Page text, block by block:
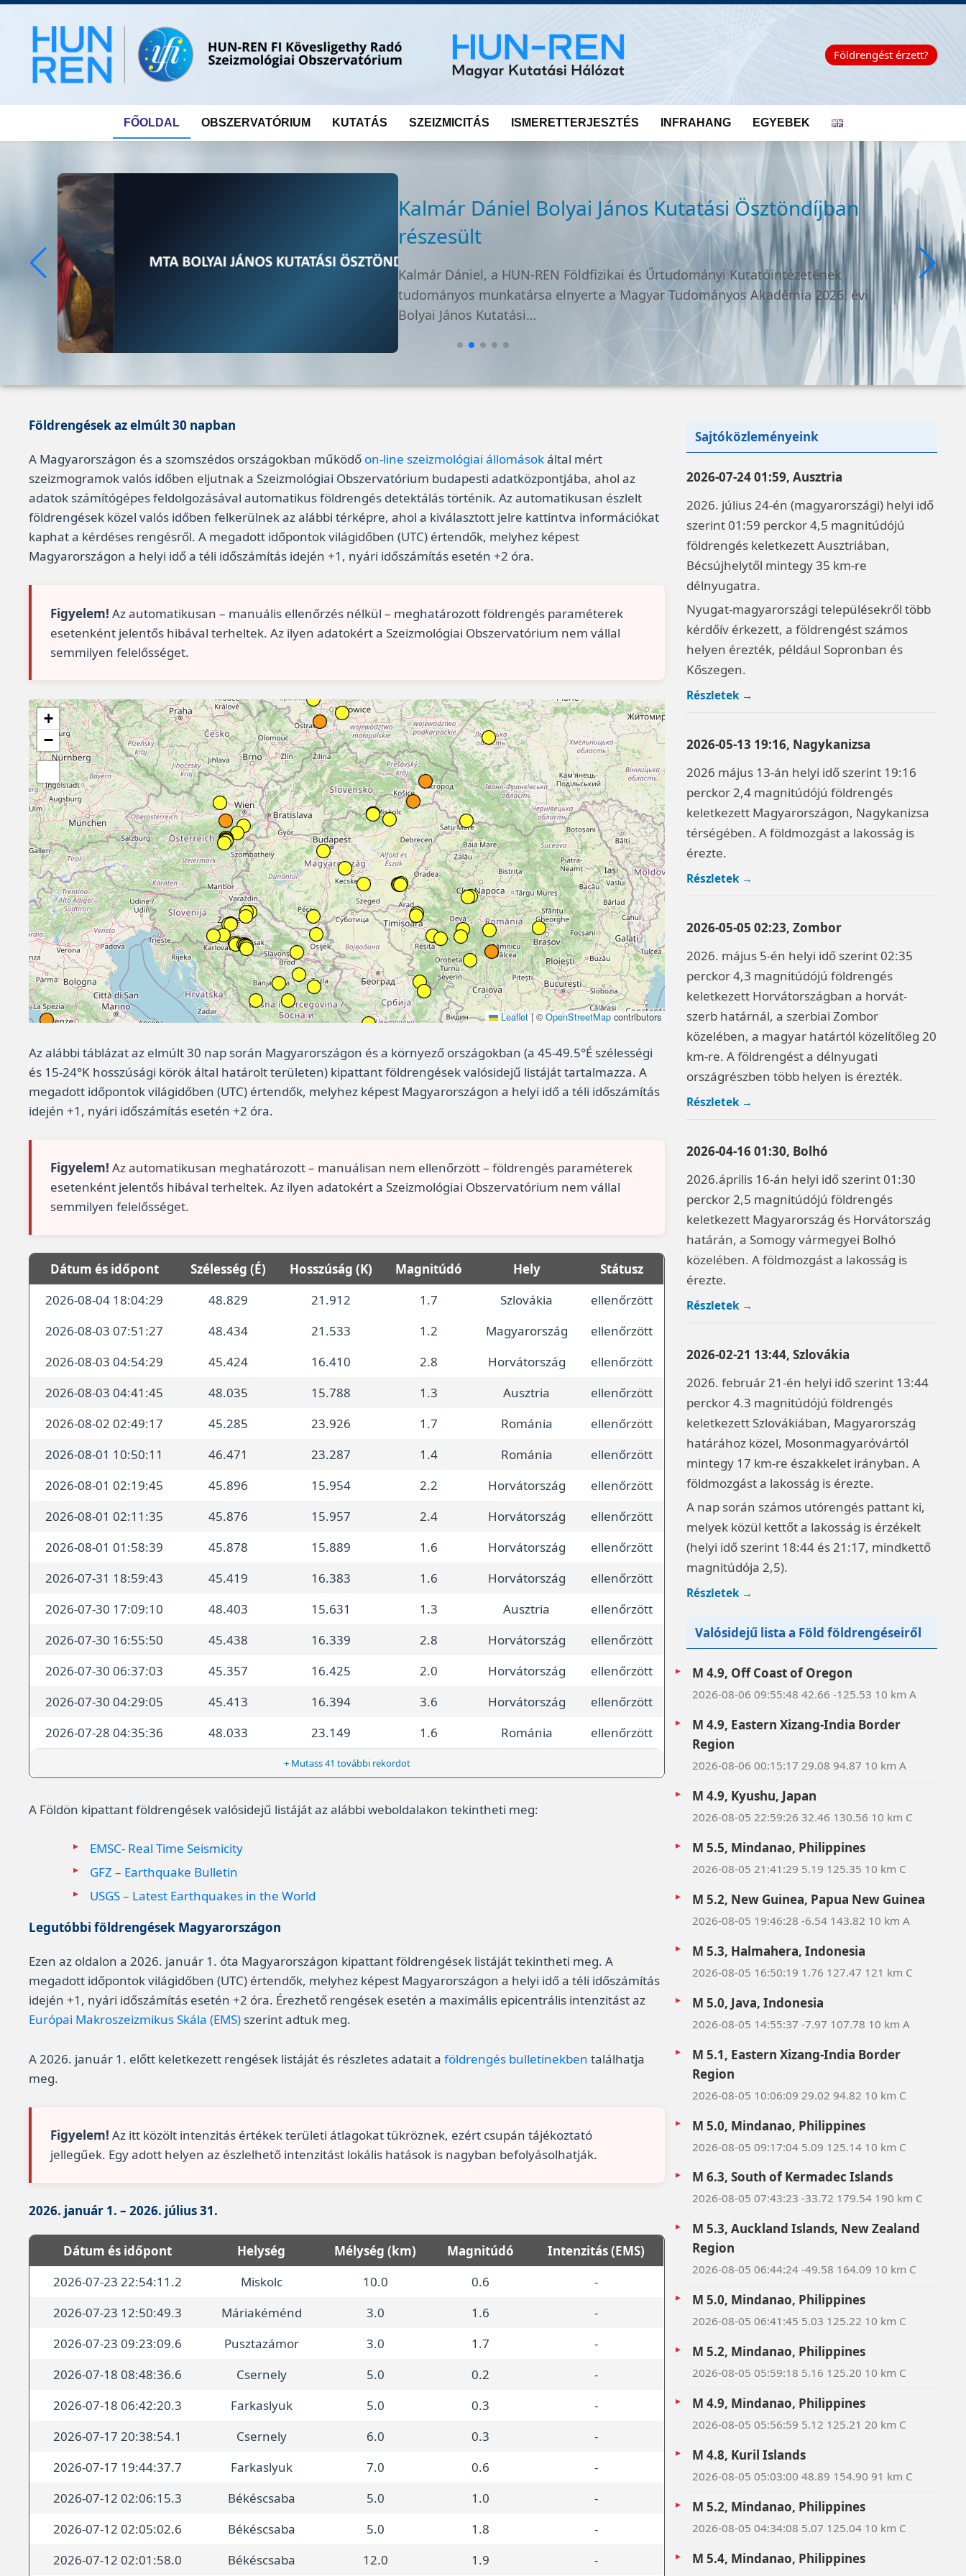
content
Földrengést érzett?
FŐOLDAL OBSZERVATÓRIUM KUTATÁS SZEIZMICITÁS ISMERETTERJESZTÉS INFRAHANG EGYEBEK
Kalmár Dániel Bolyai János Kutatási Ösztöndíjban
részesült
Kalmár Dániel, a HUN-REN Földfizikai és Űrtudományi Kutatóintézetének
tudományos munkatársa elnyerte a Magyar Tudományos Akadémia 2026. évi
Bolyai János Kutatási…
Sajtóközleményeink
2026-07-24 01:59, Ausztria
2026. július 24-én (magyarországi) helyi idő
szerint 01:59 perckor 4,5 magnitúdójú
földrengés keletkezett Ausztriában,
Bécsújhelytől mintegy 35 km-re
délnyugatra.
Nyugat-magyarországi településekről több
kérdőív érkezett, a földrengést számos
helyen érezték, például Sopronban és
Kőszegen.
Részletek →
2026-05-13 19:16, Nagykanizsa
2026 május 13-án helyi idő szerint 19:16
perckor 2,4 magnitúdójú földrengés
keletkezett Magyarországon, Nagykanizsa
térségében. A földmozgást a lakosság is
érezte.
Részletek →
2026-05-05 02:23, Zombor
2026. május 5-én helyi idő szerint 02:35
perckor 4,3 magnitúdójú földrengés
keletkezett Horvátországban a horvát-
szerb határnál, a szerbiai Zombor
közelében, a magyar határtól közelítőleg 20
km-re. A földrengést a délnyugati
országrészben több helyen is érezték.
Részletek →
2026-04-16 01:30, Bolhó
2026.április 16-án helyi idő szerint 01:30
perckor 2,5 magnitúdójú földrengés
keletkezett Magyarország és Horvátország
határán, a Somogy vármegyei Bolhó
közelében. A földmozgást a lakosság is
érezte.
Részletek →
2026-02-21 13:44, Szlovákia
2026. február 21-én helyi idő szerint 13:44
perckor 4.3 magnitúdójú földrengés
keletkezett Szlovákiában, Magyarország
határához közel, Mosonmagyaróvártól
mintegy 17 km-re északkelet irányban. A
földmozgást a lakosság is érezte.
A nap során számos utórengés pattant ki,
melyek közül kettőt a lakosság is érzékelt
(helyi idő szerint 18:44 és 21:17, mindkettő
magnitúdója 2,5).
Részletek →
Valósidejű lista a Föld földrengéseiről
M 4.9, Off Coast of Oregon
2026-08-06 09:55:48 42.66 -125.53 10 km A
M 4.9, Eastern Xizang-India Border
Region
2026-08-06 00:15:17 29.08 94.87 10 km A
M 4.9, Kyushu, Japan
2026-08-05 22:59:26 32.46 130.56 10 km C
M 5.5, Mindanao, Philippines
2026-08-05 21:41:29 5.19 125.35 10 km C
M 5.2, New Guinea, Papua New Guinea
2026-08-05 19:46:28 -6.54 143.82 10 km A
M 5.3, Halmahera, Indonesia
2026-08-05 16:50:19 1.76 127.47 121 km C
M 5.0, Java, Indonesia
2026-08-05 14:55:37 -7.97 107.78 10 km A
M 5.1, Eastern Xizang-India Border
Region
2026-08-05 10:06:09 29.02 94.82 10 km C
M 5.0, Mindanao, Philippines
2026-08-05 09:17:04 5.09 125.14 10 km C
M 6.3, South of Kermadec Islands
2026-08-05 07:43:23 -33.72 179.54 190 km C
M 5.3, Auckland Islands, New Zealand
Region
2026-08-05 06:44:24 -49.58 164.09 10 km C
M 5.0, Mindanao, Philippines
2026-08-05 06:41:45 5.03 125.22 10 km C
M 5.2, Mindanao, Philippines
2026-08-05 05:59:18 5.16 125.20 10 km C
M 4.9, Mindanao, Philippines
2026-08-05 05:56:59 5.12 125.21 20 km C
M 4.8, Kuril Islands
2026-08-05 05:03:00 48.89 154.90 91 km C
M 5.2, Mindanao, Philippines
2026-08-05 04:34:08 5.07 125.04 10 km C
M 5.4, Mindanao, Philippines
Földrengések az elmúlt 30 napban
A Magyarországon és a szomszédos országokban működő on-line szeizmológiai állomásokáltal mért
szeizmogramok valós időben eljutnak a Szeizmológiai Obszervatórium budapesti adatközpontjába, ahol az
adatok számítógépes feldolgozásával automatikus földrengés detektálás történik. Az automatikusan észlelt
földrengések közel valós időben felkerülnek az alábbi térképre, ahol a kiválasztott jelre kattintva információkat
kaphat a kérdéses rengésről. A megadott időpontok világidőben (UTC) értendők, melyhez képest
Magyarországon a helyi idő a téli időszámítás idején +1, nyári időszámítás esetén +2 óra.
Figyelem! Az automatikusan – manuális ellenőrzés nélkül – meghatározott földrengés paraméterek
esetenként jelentős hibával terheltek. Az ilyen adatokért a Szeizmológiai Obszervatórium nem vállal
semmilyen felelősséget.
+
−
Leaflet |© OpenStreetMapcontributors
Az alábbi táblázat az elmúlt 30 nap során Magyarországon és a környező országokban (a 45-49.5°É szélességi
és 15-24°K hosszúsági körök által határolt területen) kipattant földrengések valósidejű listáját tartalmazza. A
megadott időpontok világidőben (UTC) értendők, melyhez képest Magyarországon a helyi idő a téli időszámítás
idején +1, nyári időszámítás esetén +2 óra.
Figyelem! Az automatikusan meghatározott – manuálisan nem ellenőrzött – földrengés paraméterek
esetenként jelentős hibával terheltek. Az ilyen adatokért a Szeizmológiai Obszervatórium nem vállal
semmilyen felelősséget.
Dátum és időpont Szélesség (É) Hosszúság (K) Magnitúdó Hely
Státusz
2026-08-04 18:04:29
48.829 21.912 1.7 Szlovákia
ellenőrzött
2026-08-03 07:51:27
48.434 21.533 1.2 Magyarország
ellenőrzött
2026-08-03 04:54:29
45.424 16.410 2.8 Horvátország
ellenőrzött
2026-08-03 04:41:45
48.035 15.788 1.3 Ausztria
ellenőrzött
2026-08-02 02:49:17
45.285 23.926 1.7 Románia
ellenőrzött
2026-08-01 10:50:11
46.471 23.287 1.4 Románia
ellenőrzött
2026-08-01 02:19:45
45.896 15.954 2.2 Horvátország
ellenőrzött
2026-08-01 02:11:35
45.876 15.957 2.4 Horvátország
ellenőrzött
2026-08-01 01:58:39
45.878 15.889 1.6 Horvátország
ellenőrzött
2026-07-31 18:59:43
45.419 16.383 1.6 Horvátország
ellenőrzött
2026-07-30 17:09:10
48.403 15.631 1.3 Ausztria
ellenőrzött
2026-07-30 16:55:50
45.438 16.339 2.8 Horvátország
ellenőrzött
2026-07-30 06:37:03
45.357 16.425 2.0 Horvátország
ellenőrzött
2026-07-30 04:29:05
45.413 16.394 3.6 Horvátország
ellenőrzött
2026-07-28 04:35:36
48.033 23.149 1.6 Románia ellenőrzött
+ Mutass 41 további rekordot
A Földön kipattant földrengések valósidejű listáját az alábbi weboldalakon tekintheti meg:
EMSC- Real Time Seismicity
GFZ – Earthquake Bulletin
USGS – Latest Earthquakes in the World
Legutóbbi földrengések Magyarországon
Ezen az oldalon a 2026. január 1. óta Magyarországon kipattant földrengések listáját tekintheti meg. A
megadott időpontok világidőben (UTC) értendők, melyhez képest Magyarországon a helyi idő a téli időszámítás
idején +1, nyári időszámítás esetén +2 óra. Érezhető rengések esetén a maximális epicentrális intenzitást az
Európai Makroszeizmikus Skála (EMS) szerint adtuk meg.
A 2026. január 1. előtt keletkezett rengések listáját és részletes adatait aföldrengés bulletinekben találhatja
meg.
Figyelem! Az itt közölt intenzitás értékek területi átlagokat tükröznek, ezért csupán tájékoztató
jellegűek. Egy adott helyen az észlelhető intenzitást lokális hatások is nagyban befolyásolhatják.
2026. január 1. – 2026. július 31.
Dátum és időpont Helység Mélység (km) Magnitúdó
Intenzitás (EMS)
2026-07-23 22:54:11.2
Miskolc 10.0 0.6
-
2026-07-23 12:50:49.3
Máriakéménd 3.0 1.6
-
2026-07-23 09:23:09.6
Pusztazámor 3.0 1.7
-
2026-07-18 08:48:36.6
Csernely 5.0 0.2
-
2026-07-18 06:42:20.3
Farkaslyuk 5.0 0.3
-
2026-07-17 20:38:54.1
Csernely 6.0 0.3
-
2026-07-17 19:44:37.7
Farkaslyuk 7.0 0.6
-
2026-07-12 02:06:15.3
Békéscsaba 5.0 1.0
-
2026-07-12 02:05:02.6
Békéscsaba 5.0 1.8
-
2026-07-12 02:01:58.0
Békéscsaba 12.0 1.9 -